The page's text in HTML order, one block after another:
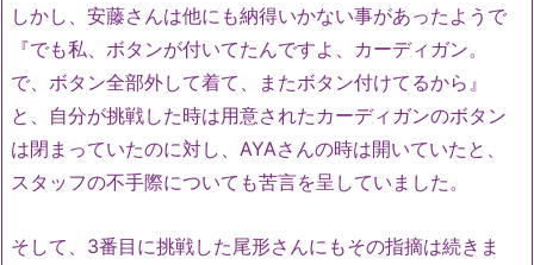
しかし、安藤さんは他にも納得いかない事があったようで
『でも私、ボタンが付いてたんですよ、カーディガン。
で、ボタン全部外して着て、またボタン付けてるから』
と、自分が挑戦した時は用意されたカーディガンのボタン
は閉まっていたのに対し、AYAさんの時は開いていたと、
スタッフの不手際についても苦言を呈していました。
そして、3番目に挑戦した尾形さんにもその指摘は続きま